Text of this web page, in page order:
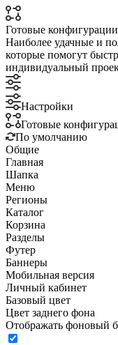
Готовые конфигурации
Наиболее удачные и
которые помогут
индивидуальный
Настройки
Готовые
По умолчанию
Общие
Главная
Шапка
Меню
Регионы
Каталог
Корзина
Разделы
Футер
Баннеры
Мобильная версия
Личный кабинет
Базовый цвет
Цвет заднего фона
Отображать фоновый